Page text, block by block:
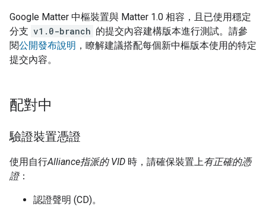
Google Matter 中樞裝置與 Matter 1.0 相容，且已使用穩定
分支 v1.0-branch 的提交內容建構版本進行測試。請參
閱公開發布說明 ，瞭解建議搭配每個新中樞版本使用的特定
提交內容。
配對中
驗證裝置憑證
使用自行Alliance指派的 VID 時，請確保裝置上有正確的憑
證：
認證聲明 (CD)。